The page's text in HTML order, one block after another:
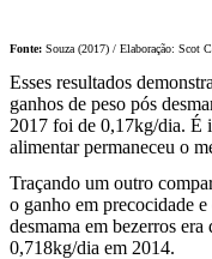
Fonte: Souza (2017) / Elaboração: Scot
Esses resultados
ganhos de peso pós
2017 foi de 0,17kg/dia. É
alimentar permaneceu o
Traçando um outro
o ganho em precocidade
desmama em bezerros
0,718kg/dia em 2014.